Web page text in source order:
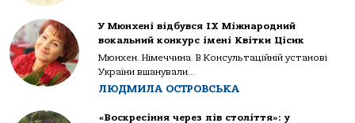
У Мюнхені відбувся IX Міжнародний
вокальний конкурс імені Квітки Цісик
Мюнхен. Німеччина. В Консультаційній установі
України вшанували...
ЛЮДМИЛА ОСТРОВСЬКА
«Воскресіння через пів століття»: у